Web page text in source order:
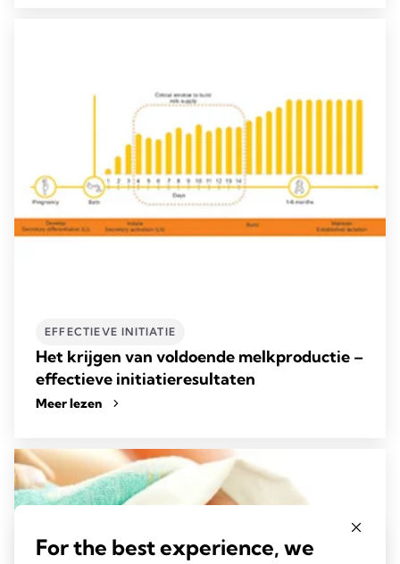
EFFECTIEVE INITIATIE
Het krijgen van voldoende melkproductie –
effectieve initiatieresultaten
Meer lezen
For the best experience, we